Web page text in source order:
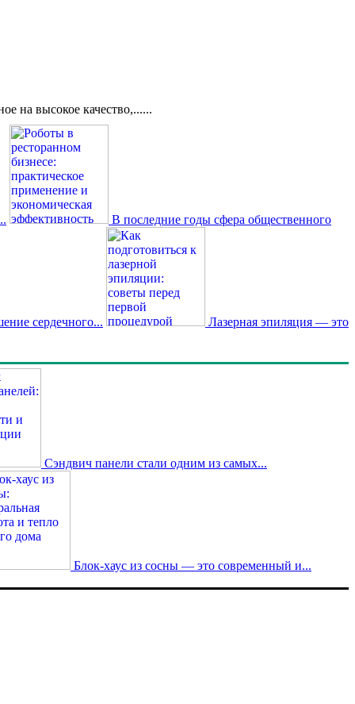
на высокое качество,......
В последние годы сфера общественного
сердечного... Лазерная эпиляция — это
Сэндвич панели стали одним из самых...
Блок-хаус из сосны — это современный и...